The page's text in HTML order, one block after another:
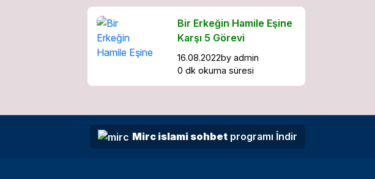
Bir Erkeğin Hamile Eşine
Karşı 5 Görevi
16.08.2022by admin
0 dk okuma süresi
Mirc islami sohbet programı İndir